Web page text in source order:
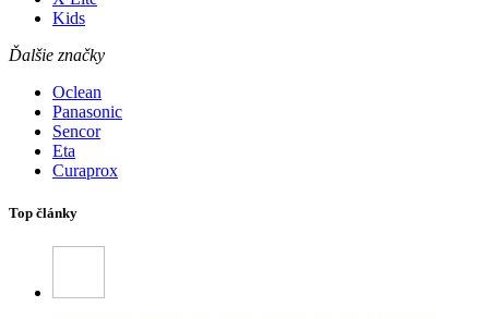
Kids
Ďalšie značky
Oclean
Panasonic
Sencor
Eta
Curaprox
Top články